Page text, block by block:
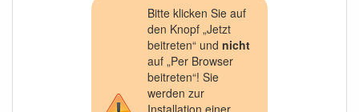
Bitte klicken Sie auf
den Knopf „Jetzt
beitreten“ undnicht
auf „Per Browser
beitreten“! Sie
werden zur
Installation einer